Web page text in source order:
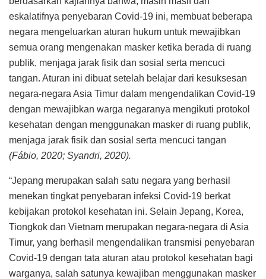
eskalatifnya penyebaran Covid-19 ini, membuat beberapa
negara mengeluarkan aturan hukum untuk mewajibkan
semua orang mengenakan masker ketika berada di ruang
publik, menjaga jarak fisik dan sosial serta mencuci
tangan. Aturan ini dibuat setelah belajar dari kesuksesan
negara-negara Asia Timur dalam mengendalikan Covid-19
dengan mewajibkan warga negaranya mengikuti protokol
kesehatan dengan menggunakan masker di ruang publik,
menjaga jarak fisik dan sosial serta mencuci tangan
(Fábio, 2020; Syandri, 2020).
“Jepang merupakan salah satu negara yang berhasil
menekan tingkat penyebaran infeksi Covid-19 berkat
kebijakan protokol kesehatan ini. Selain Jepang, Korea,
Tiongkok dan Vietnam merupakan negara-negara di Asia
Timur, yang berhasil mengendalikan transmisi penyebaran
Covid-19 dengan tata aturan atau protokol kesehatan bagi
warganya, salah satunya kewajiban menggunakan masker